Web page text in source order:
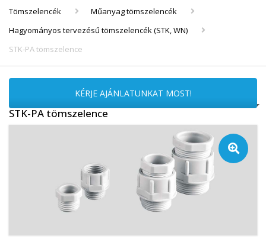
Tömszelencék
Műanyag tömszelencék
Hagyományos tervezésű tömszelencék (STK, WN)
STK-PA tömszelence
KÉRJE AJÁNLATUNKAT MOST!
STK-PA tömszelence
🔍